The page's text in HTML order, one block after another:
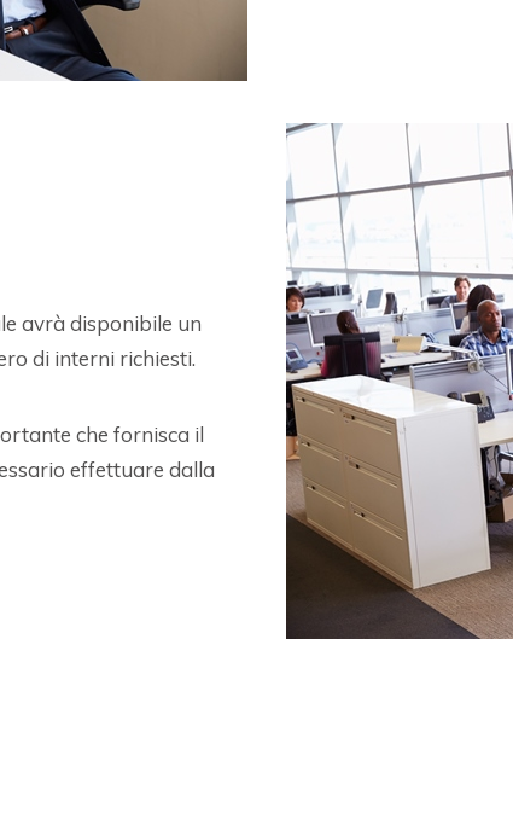
avrà disponibile un
di interni richiesti.
che fornisca il
effettuare dalla